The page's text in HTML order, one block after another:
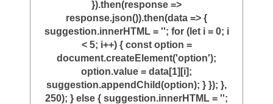
}).then(response =>
response.json()).then(data => {
suggestion.innerHTML = ''; for (let i = 0; i
< 5; i++) { const option =
document.createElement('option');
option.value = data[1][i];
suggestion.appendChild(option); } }); },
250); } else { suggestion.innerHTML = '';